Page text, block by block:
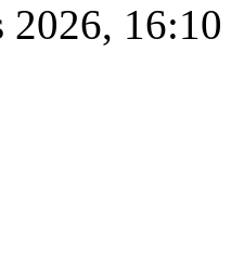
2026, 16:10